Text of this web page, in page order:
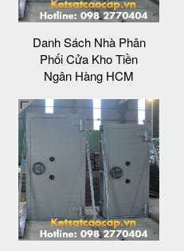
Danh Sách Nhà Phân
Phối Cửa Kho Tiền
Ngân Hàng HCM